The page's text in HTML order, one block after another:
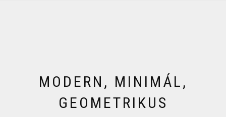
MODERN, MINIMÁL,
GEOMETRIKUS